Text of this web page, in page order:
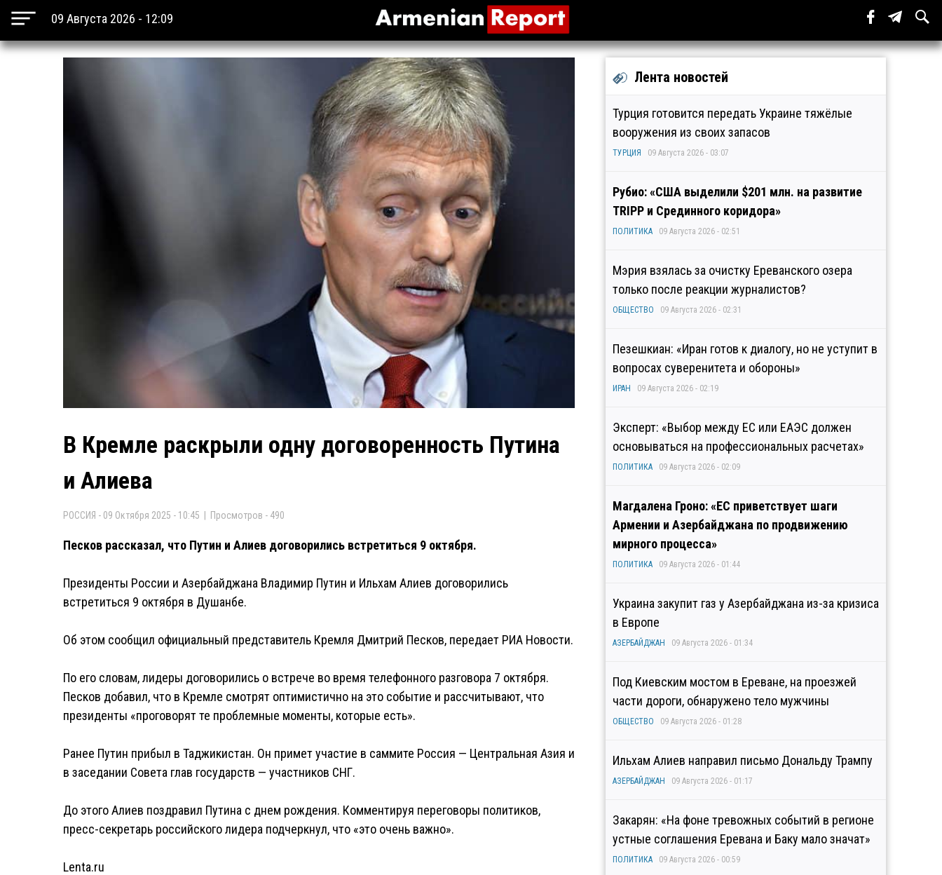
09 Августа 2026 - 12:09
В Кремле раскрыли одну договоренность Путина
и Алиева
РОССИЯ - 09 Октября 2025 - 10:45 | Просмотров - 490
Песков рассказал, что Путин и Алиев договорились встретиться 9 октября.
Президенты России и Азербайджана Владимир Путин и Ильхам Алиев договорились
встретиться 9 октября в Душанбе.
Об этом сообщил официальный представитель Кремля Дмитрий Песков, передает РИА Новости.
По его словам, лидеры договорились о встрече во время телефонного разговора 7 октября.
Песков добавил, что в Кремле смотрят оптимистично на это событие и рассчитывают, что
президенты «проговорят те проблемные моменты, которые есть».
Ранее Путин прибыл в Таджикистан. Он примет участие в саммите Россия — Центральная Азия и
в заседании Совета глав государств — участников СНГ.
До этого Алиев поздравил Путина с днем рождения. Комментируя переговоры политиков,
пресс-секретарь российского лидера подчеркнул, что «это очень важно».
Lenta.ru
Лента новостей
Турция готовится передать Украине тяжёлые
вооружения из своих запасов
ТУРЦИЯ 09 Августа 2026 - 03:07
Рубио: «США выделили $201 млн. на развитие
TRIPP и Срединного коридора»
ПОЛИТИКА 09 Августа 2026 - 02:51
Мэрия взялась за очистку Ереванского озера
только после реакции журналистов?
ОБЩЕСТВО 09 Августа 2026 - 02:31
Пезешкиан: «Иран готов к диалогу, но не уступит в
вопросах суверенитета и обороны»
ИРАН 09 Августа 2026 - 02:19
Эксперт: «Выбор между ЕС или ЕАЭС должен
основываться на профессиональных расчетах»
ПОЛИТИКА 09 Августа 2026 - 02:09
Магдалена Гроно: «ЕС приветствует шаги
Армении и Азербайджана по продвижению
мирного процесса»
ПОЛИТИКА 09 Августа 2026 - 01:44
Украина закупит газ у Азербайджана из-за кризиса
в Европе
АЗЕРБАЙДЖАН 09 Августа 2026 - 01:34
Под Киевским мостом в Ереване, на проезжей
части дороги, обнаружено тело мужчины
ОБЩЕСТВО 09 Августа 2026 - 01:28
Ильхам Алиев направил письмо Дональду Трампу
АЗЕРБАЙДЖАН 09 Августа 2026 - 01:17
Закарян: «На фоне тревожных событий в регионе
устные соглашения Еревана и Баку мало значат»
ПОЛИТИКА 09 Августа 2026 - 00:59